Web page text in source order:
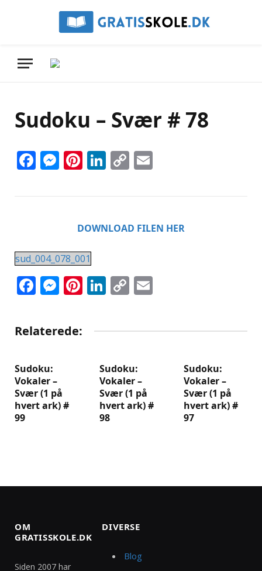
Sudoku – Svær # 78
Facebook
Messenger
Pinterest
LinkedIn
Copy
DOWNLOAD FILEN HER
sud_004_078_001
Facebook
Messenger
Pinterest
LinkedIn
Copy
Relaterede:
Sudoku:
Vokaler –
Svær (1 på
hvert ark) #
99
Sudoku:
Vokaler –
Svær (1 på
hvert ark) #
98
Sudoku:
Vokaler –
Svær (1 på
hvert ark) #
97
OM
GRATISSKOLE.DK
Siden 2007 har
DIVERSE
Blog